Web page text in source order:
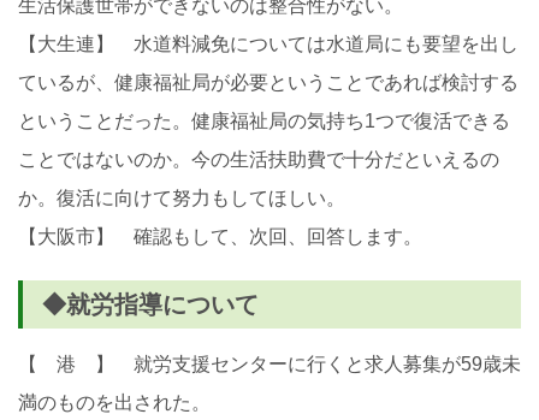
生活保護世帯ができないのは整合性がない。
【大生連】 水道料減免については水道局にも要望を出し
ているが、健康福祉局が必要ということであれば検討する
ということだった。健康福祉局の気持ち1つで復活できる
ことではないのか。今の生活扶助費で十分だといえるの
か。復活に向けて努力もしてほしい。
【大阪市】 確認もして、次回、回答します。
◆就労指導について
【 港 】 就労支援センターに行くと求人募集が59歳未
満のものを出された。